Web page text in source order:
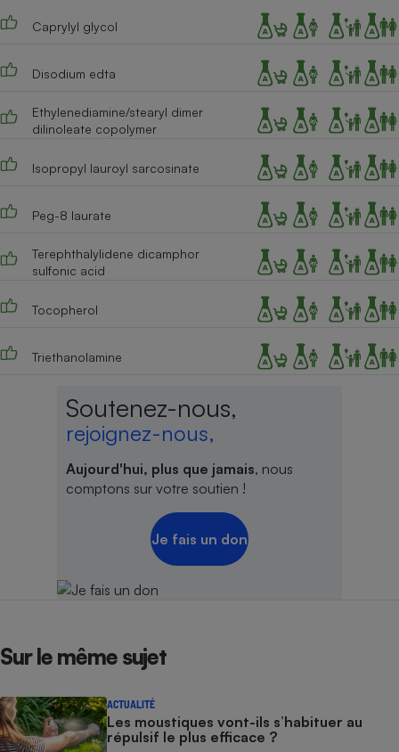
Caprylyl glycol
Disodium edta
Ethylenediamine/stearyl dimer
dilinoleate copolymer
Isopropyl lauroyl sarcosinate
Peg-8 laurate
Terephthalylidene dicamphor
sulfonic acid
Tocopherol
Triethanolamine
Soutenez-nous,
rejoignez-nous,
Aujourd'hui, plus que jamais, nous
comptons sur votre soutien !
Je fais un don
Sur le même sujet
ACTUALITÉ
Les moustiques vont-ils s’habituer au
répulsif le plus efficace ?